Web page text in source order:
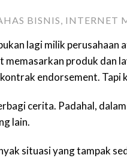
BISNIS INTERNET
lagi milik perusahaan
produk dan
endorsement. Tapi
cerita. Padahal,
lain.
situasi yang tampak